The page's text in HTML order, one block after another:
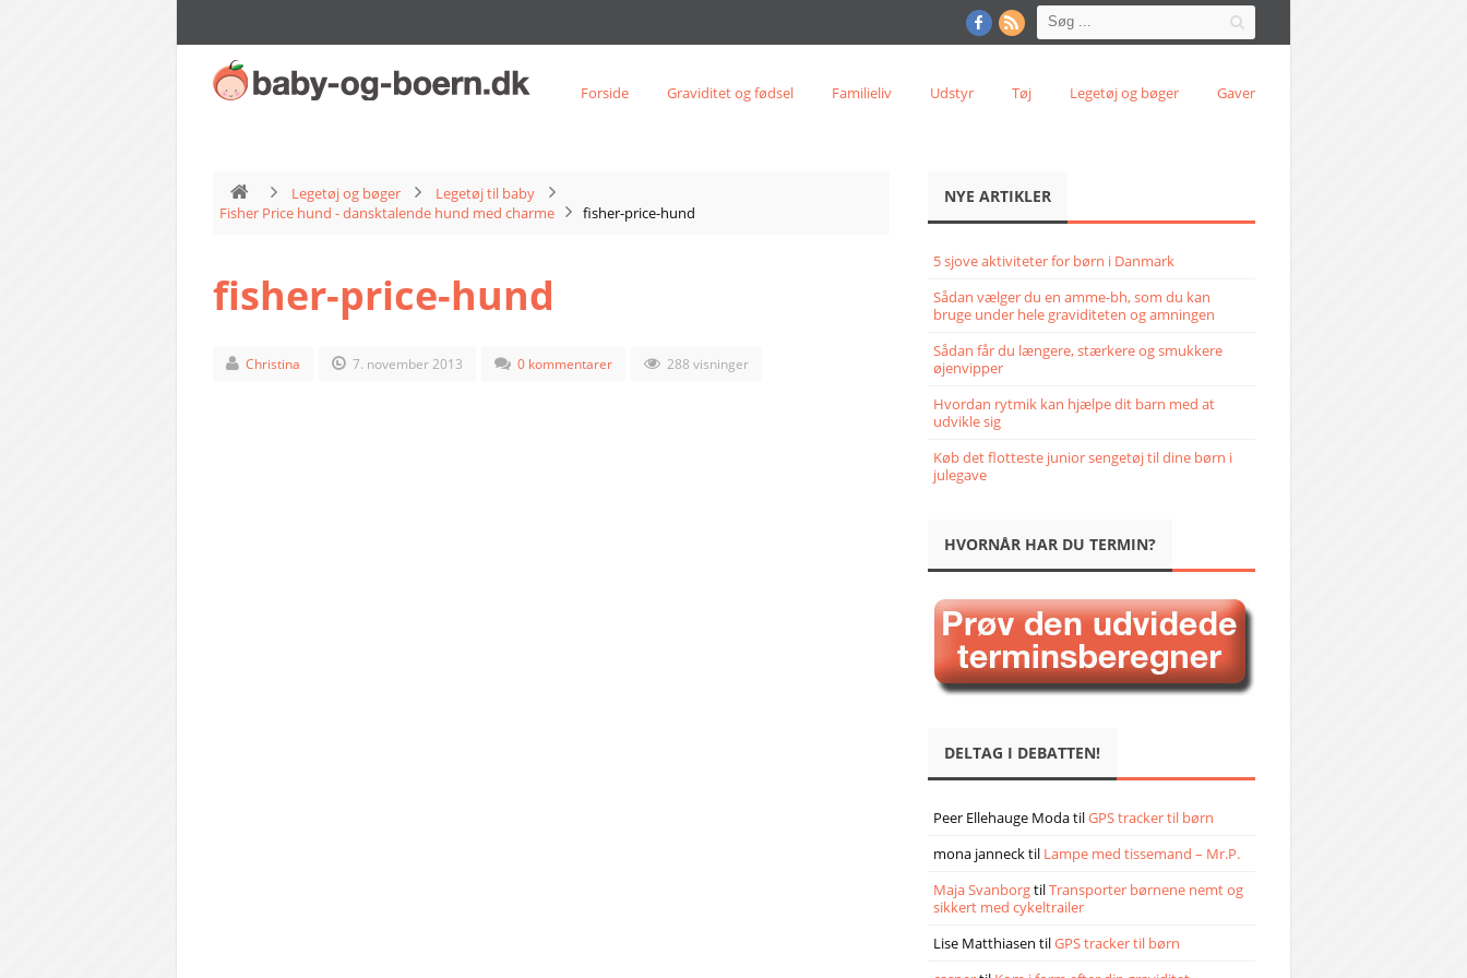
Forside Graviditet og fødsel Familieliv Udstyr Tøj Legetøj og bøger Gaver
Legetøj og bøger
Legetøj til baby
Fisher Price hund - dansktalende hund med charme
fisher-price-hund
fisher-price-hund
Christina 7. november 2013 0 kommentarer 288 visninger
NYE ARTIKLER
5 sjove aktiviteter for børn i Danmark
Sådan vælger du en amme-bh, som du kan
bruge under hele graviditeten og amningen
Sådan får du længere, stærkere og smukkere
øjenvipper
Hvordan rytmik kan hjælpe dit barn med at
udvikle sig
Køb det flotteste junior sengetøj til dine børn i
julegave
HVORNÅR HAR DU TERMIN?
DELTAG I DEBATTEN!
Peer Ellehauge ModatilGPS tracker til børn
mona jannecktil Lampe med tissemand – Mr.P.
Maja SvanborgtilTransporter børnene nemt og
sikkert med cykeltrailer
Lise Matthiasen tilGPS tracker til børn